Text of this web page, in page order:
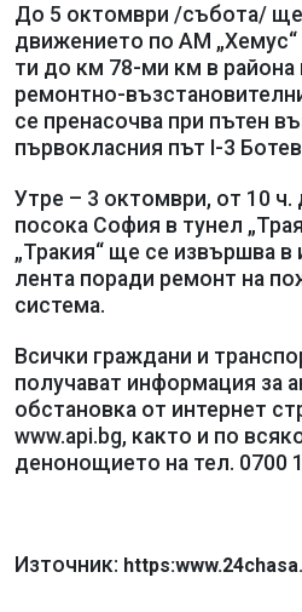
До 5 октомври /събота/
движението по АМ „Хемус“
ти до км 78-ми км в района
ремонтно-
се пренасочва при пътен
първокласния път I-3
Утре – 3 октомври, от 10
посока София в тунел
„Тракия“ ще се извършва в
лента поради ремонт на
система.
Всички граждани и
получават информация за
обстановка от интернет
www.api.bg, както и по
денонощието на тел. 0700
Източник: